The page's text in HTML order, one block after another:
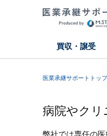
買収・譲受
医業承継サポートトップ
病院やク
弊社では専任の